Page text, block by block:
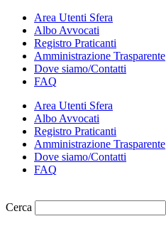
contenuto
Area Utenti Sfera
Albo Avvocati
Registro Praticanti
Amministrazione Trasparente
Dove siamo/Contatti
FAQ
Area Utenti Sfera
Albo Avvocati
Registro Praticanti
Amministrazione Trasparente
Dove siamo/Contatti
FAQ
Cerca